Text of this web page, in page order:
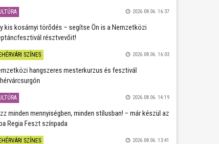
2026.08.06. 16:37
kis kosárnyi törődés – segítse Ön is a Nemzetközi
résztvevőit!
SZÍNES 2026.08.06. 16:03
hangszeres mesterkurzus és fesztivál
2026.08.06. 14:19
minden mennyiségben, minden stílusban! – már készül az
Regia Feszt színpada
SZÍNES 2026.08.06. 13:41